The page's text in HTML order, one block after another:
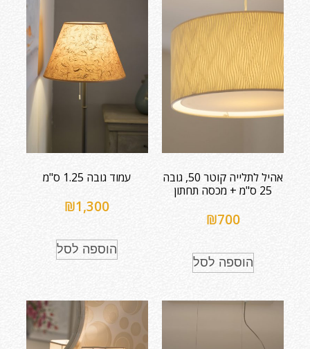
אהיל לתלייה קוטר 50, גובה
25 ס"מ + מכסה תחתון
₪700
הוספה לסל
עמוד גובה 1.25 ס"מ
₪1,300
הוספה לסל